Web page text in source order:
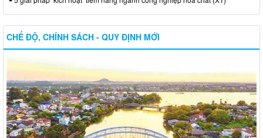
CHẾ ĐỘ, CHÍNH SÁCH - QUY ĐỊNH MỚI